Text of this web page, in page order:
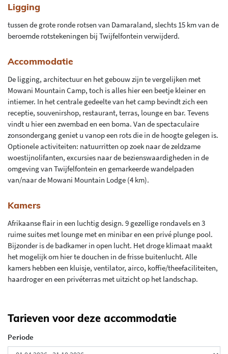
Ligging
tussen de grote ronde rotsen van Damaraland, slechts 15 km van de
beroemde rotstekeningen bij Twijfelfontein verwijderd.
Accommodatie
De ligging, architectuur en het gebouw zijn te vergelijken met
Mowani Mountain Camp, toch is alles hier een beetje kleiner en
intiemer. In het centrale gedeelte van het camp bevindt zich een
receptie, souvenirshop, restaurant, terras, lounge en bar. Tevens
vindt u hier een zwembad en een boma. Van de spectaculaire
zonsondergang geniet u vanop een rots die in de hoogte gelegen is.
Optionele activiteiten: natuurritten op zoek naar de zeldzame
woestijnolifanten, excursies naar de bezienswaardigheden in de
omgeving van Twijfelfontein en gemarkeerde wandelpaden
van/naar de Mowani Mountain Lodge (4 km).
Kamers
Afrikaanse flair in een luchtig design. 9 gezellige rondavels en 3
ruime suites met lounge met en minibar en een privé plunge pool.
Bijzonder is de badkamer in open lucht. Het droge klimaat maakt
het mogelijk om hier te douchen in de frisse buitenlucht. Alle
kamers hebben een kluisje, ventilator, airco, koffie/theefaciliteiten,
haardroger en een privéterras met uitzicht op het landschap.
Tarieven voor deze accommodatie
Periode